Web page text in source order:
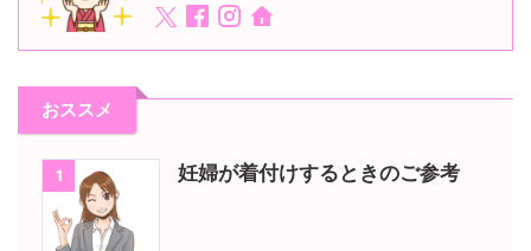
おススメ
1 妊婦が着付けするときのご参考